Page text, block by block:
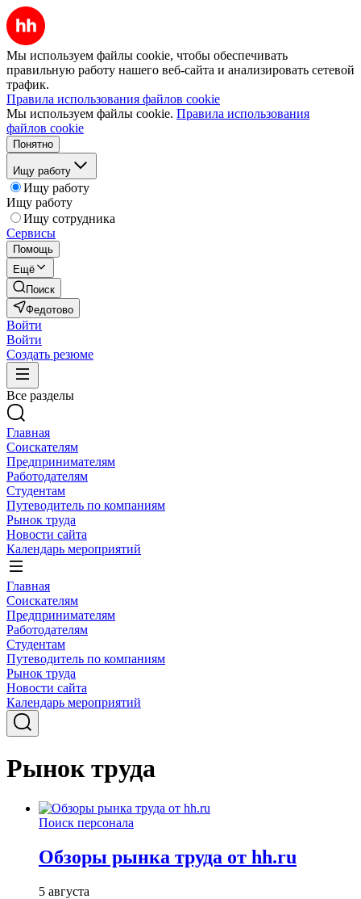
Мы используем файлы cookie, чтобы обеспечивать
правильную работу нашего веб-сайта и анализировать сетевой
трафик.
Правила использования файлов cookie
Мы используем файлы cookie. Правила использования
файлов cookie
Понятно
Ищу работу
Ищу работу
Ищу работу
Ищу сотрудника
Сервисы
Помощь
Ещё
Поиск
Федотово
Войти
Войти
Создать резюме
Все разделы
Главная
Соискателям
Предпринимателям
Работодателям
Студентам
Путеводитель по компаниям
Рынок труда
Новости сайта
Календарь мероприятий
Главная
Соискателям
Предпринимателям
Работодателям
Студентам
Путеводитель по компаниям
Рынок труда
Новости сайта
Календарь мероприятий
Рынок труда
Поиск персонала
Обзоры рынка труда от hh.ru
5 августа